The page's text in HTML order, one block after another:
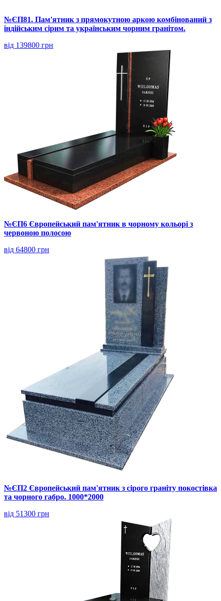
№ЄП81. Пам'ятник з прямокутною аркою комбінований з
індійським сірим та українським чорним гранітом.
від 139800 грн
№ЄП6 Європейський пам'ятник в чорному кольорі з
червоною полосою
від 64800 грн
№ЄП2 Європейський пам'ятник з сірого граніту покостівка
та чорного габро. 1000*2000
від 51300 грн